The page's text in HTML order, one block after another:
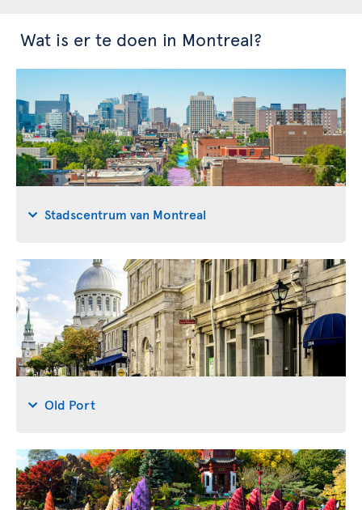
Wat is er te doen in Montreal?
Stadscentrum van Montreal
Old Port